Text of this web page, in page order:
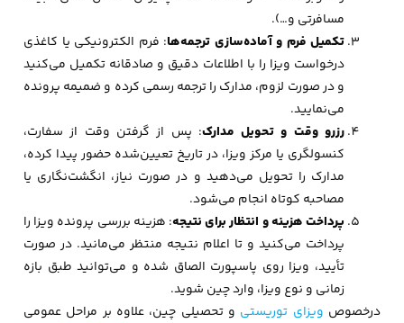
مسافرتی و…).
تکمیل فرم و آماده‌سازی ترجمه‌ها: فرم الکترونیکی یا کاغذی
درخواست ویزا را با اطلاعات دقیق و صادقانه تکمیل می‌کنید
و در صورت لزوم، مدارک را ترجمه رسمی کرده و ضمیمه پرونده
می‌نمایید.
رزرو وقت و تحویل مدارک: پس از گرفتن وقت از سفارت،
کنسولگری یا مرکز ویزا، در تاریخ تعیین‌شده حضور پیدا کرده،
مدارک را تحویل می‌دهید و در صورت نیاز، انگشت‌نگاری یا
مصاحبه کوتاه انجام می‌شود.
پرداخت هزینه و انتظار برای نتیجه: هزینه بررسی پرونده ویزا را
پرداخت می‌کنید و تا اعلام نتیجه منتظر می‌مانید. در صورت
تأیید، ویزا روی پاسپورت الصاق شده و می‌توانید طبق بازه
زمانی و نوع ویزا، وارد چین شوید.
درخصوص ویزای توریستی و تحصیلی چین، علاوه بر مراحل عمومی